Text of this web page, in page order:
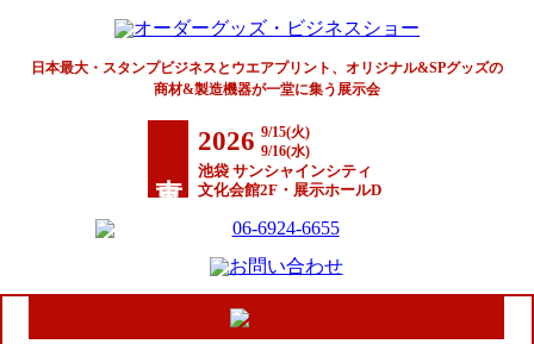
日本最大・スタンプビジネスとウエアプリント、オリジナル&SPグッズの
商材&製造機器が一堂に集う展示会
2026 9/15(火)
9/16(水)
池袋 サンシャインシティ
文化会館2F・展示ホールD